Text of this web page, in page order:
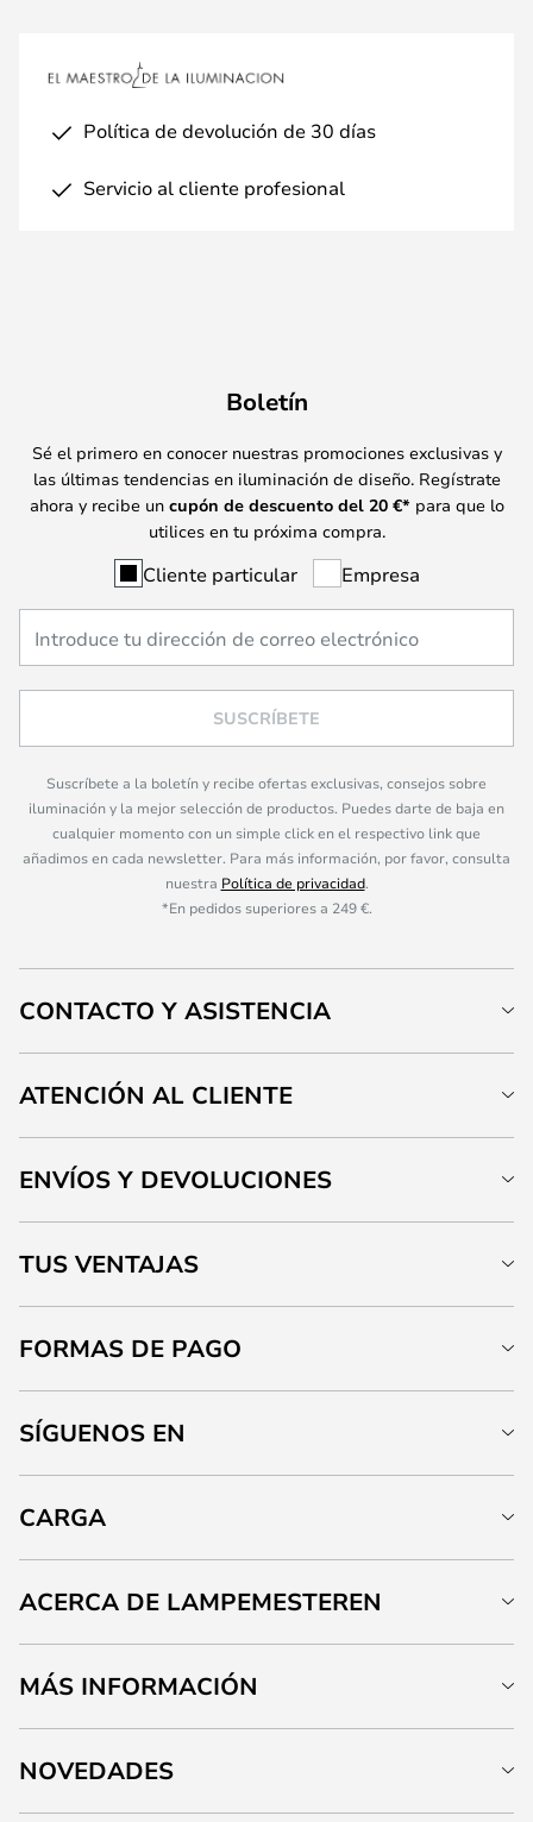
Política de devolución de 30 días
Servicio al cliente profesional
Boletín
Sé el primero en conocer nuestras promociones exclusivas y
las últimas tendencias en iluminación de diseño. Regístrate
ahora y recibe un cupón de descuento del 20 €* para que lo
utilices en tu próxima compra.
Cliente particular Empresa
SUSCRÍBETE
Suscríbete a la boletín y recibe ofertas exclusivas, consejos sobre
iluminación y la mejor selección de productos. Puedes darte de baja en
cualquier momento con un simple click en el respectivo link que
añadimos en cada newsletter. Para más información, por favor, consulta
nuestra Política de privacidad.
*En pedidos superiores a 249 €.
CONTACTO Y ASISTENCIA
ATENCIÓN AL CLIENTE
ENVÍOS Y DEVOLUCIONES
TUS VENTAJAS
FORMAS DE PAGO
SÍGUENOS EN
CARGA
ACERCA DE LAMPEMESTEREN
MÁS INFORMACIÓN
NOVEDADES